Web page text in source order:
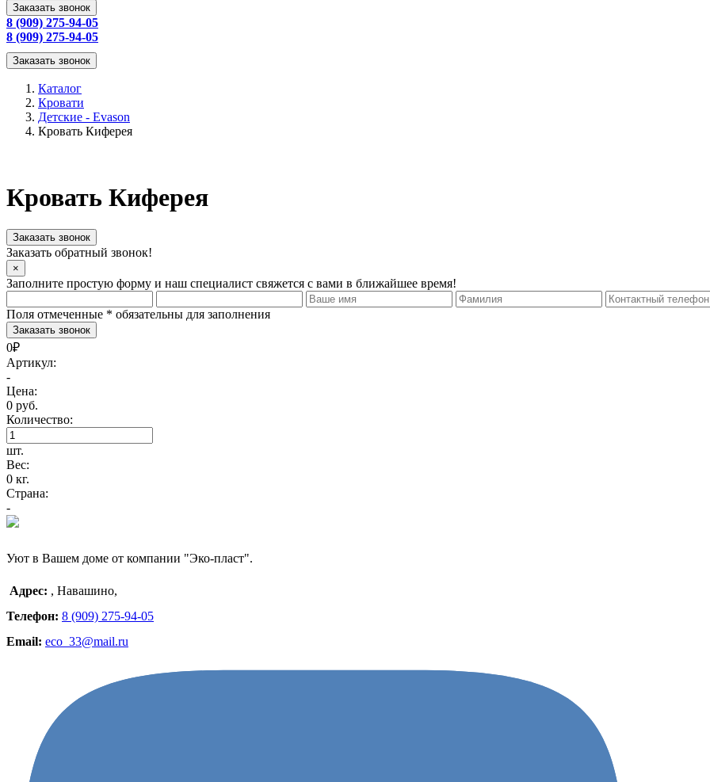
Заказать звонок
8 (909) 275-94-05
8 (909) 275-94-05
Заказать звонок
Каталог
Кровати
Детские - Evason
Кровать Киферея
Кровать Киферея
Заказать звонок
Заказать обратный звонок!
×
Заполните простую форму и наш специалист свяжется с вами в ближайшее время!
Поля отмеченные * обязательны для заполнения
0₽
Артикул:
-
Цена:
0 руб.
Количество:
шт.
Вес:
0 кг.
Страна:
-
Уют в Вашем доме от компании "Эко-пласт".
Адрес: , Навашино,
Телефон: 8 (909) 275-94-05
Email: eco_33@mail.ru